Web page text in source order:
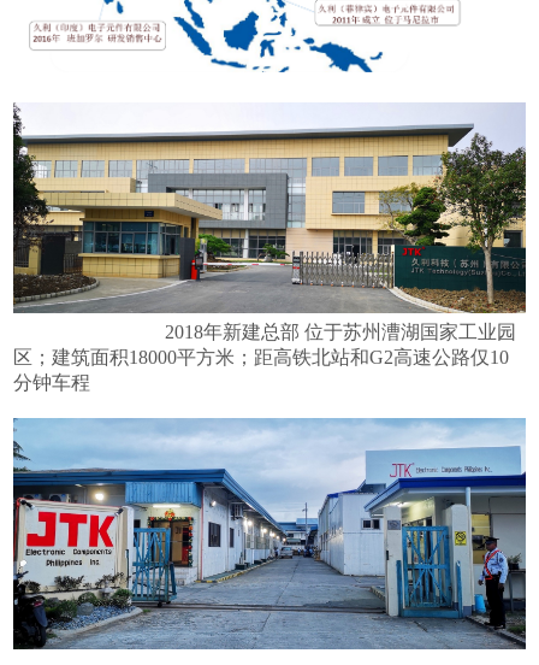
2018年新建总部 位于苏州漕湖国家工业园
区；建筑面积18000平方米；距高铁北站和G2高速公路仅10
分钟车程